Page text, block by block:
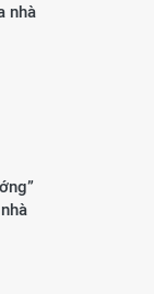
nhà